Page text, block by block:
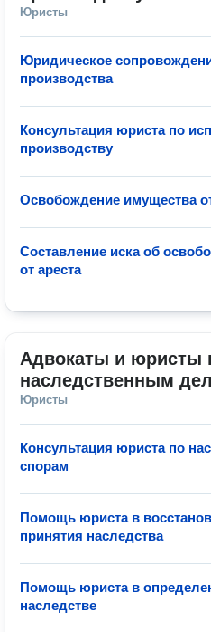
Юристы
Юридическое
производства
Консультация юриста по
производству
Освобождение имущества
Составление иска об
от ареста
Адвокаты и юристы
наследственным
Юристы
Консультация юриста по
спорам
Помощь юриста в
принятия наследства
Помощь юриста в
наследстве